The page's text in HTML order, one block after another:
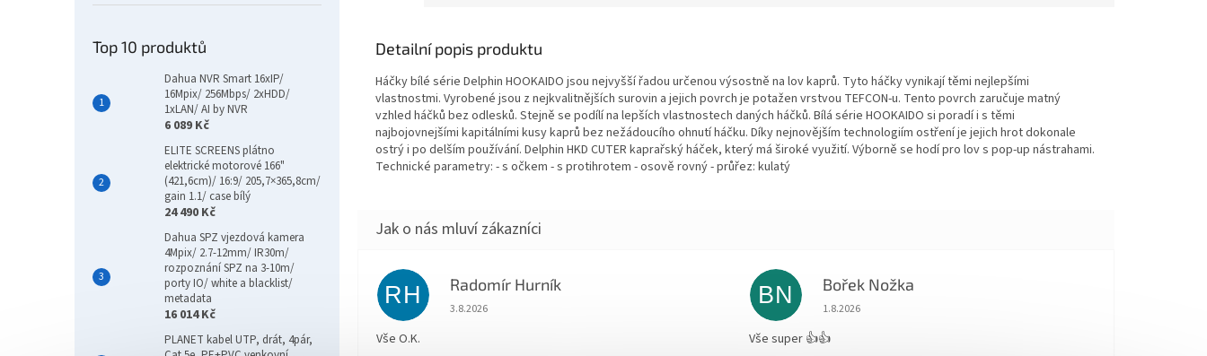
Top 10 produktů
Dahua NVR Smart 16xIP/
16Mpix/ 256Mbps/ 2xHDD/
1xLAN/ AI by NVR
6 089 Kč
ELITE SCREENS plátno
elektrické motorové 166"
(421,6cm)/ 16:9/ 205,7×365,8cm/
gain 1.1/ case bílý
24 490 Kč
Dahua SPZ vjezdová kamera
4Mpix/ 2.7-12mm/ IR30m/
rozpoznání SPZ na 3-10m/
porty IO/ white a blacklist/
metadata
16 014 Kč
PLANET kabel UTP, drát, 4pár,
Detailní popis produktu
Háčky bílé série Delphin HOOKAIDO jsou nejvyšší řadou určenou výsostně na lov kaprů. Tyto háčky vynikají těmi nejlepšími
vlastnostmi. Vyrobené jsou z nejkvalitnějších surovin a jejich povrch je potažen vrstvou TEFCON-u. Tento povrch zaručuje matný
vzhled háčků bez odlesků. Stejně se podílí na lepších vlastnostech daných háčků. Bílá série HOOKAIDO si poradí i s těmi
najbojovnejšími kapitálními kusy kaprů bez nežádoucího ohnutí háčku. Díky nejnovějším technologiím ostření je jejich hrot dokonale
ostrý i po delším používání. Delphin HKD CUTER kaprařský háček, který má široké využití. Výborně se hodí pro lov s pop-up nástrahami.
Technické parametry: - s očkem - s protihrotem - osově rovný - průřez: kulatý
RH Radomír Hurník
Hodnocení obchodu je 5 z 5 hvězdiček.
3.8.2026
Vše O.K.
BN Bořek Nožka
Hodnocení obchodu je 5 z 5 hvězdiček.
1.8.2026
Vše super 👍👍